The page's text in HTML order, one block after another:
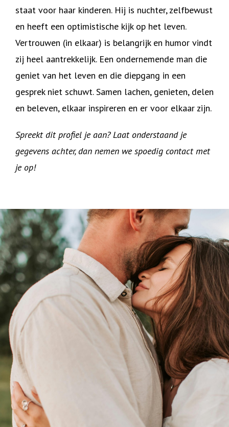
staat voor haar kinderen. Hij is nuchter, zelfbewust
en heeft een optimistische kijk op het leven.
Vertrouwen (in elkaar) is belangrijk en humor vindt
zij heel aantrekkelijk. Een ondernemende man die
geniet van het leven en die diepgang in een
gesprek niet schuwt. Samen lachen, genieten, delen
en beleven, elkaar inspireren en er voor elkaar zijn.
Spreekt dit profiel je aan? Laat onderstaand je
gegevens achter, dan nemen we spoedig contact met
je op!